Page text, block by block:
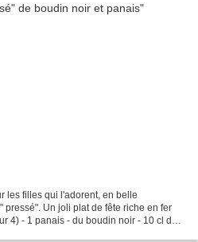
les filles qui l'adorent, en belle
Un joli plat de fête riche en fer
4) - 1 panais - du boudin noir - 10 cl de